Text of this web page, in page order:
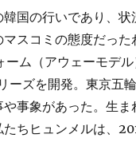
国の行いであり、
マスコミの態度だっ
ム（アウェーモデ
ーズを開発。東京五
や事象があった。生
ちヒュンメルは、